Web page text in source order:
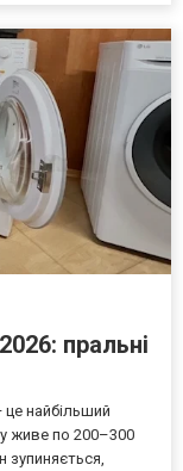
пральні
найбільший
живе по 200–300
зупиняється,